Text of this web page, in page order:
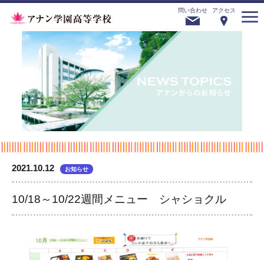
問い合わせ アクセス
2021.10.12 お知らせ
10/18～10/22週間メニュー シャショクル